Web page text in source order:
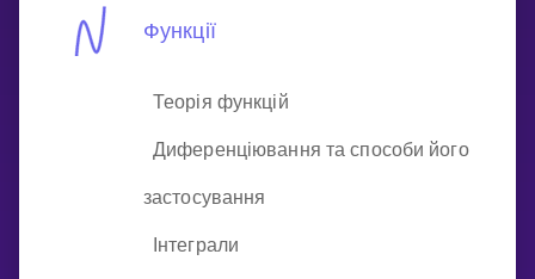
Функції
Теорія функцій
Диференціювання та способи його
застосування
Інтеграли